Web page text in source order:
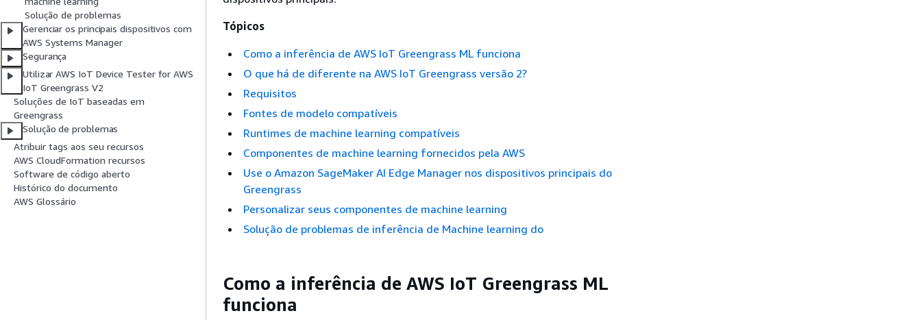
Solução de problemas
Gerenciar os principais dispositivos com
AWS Systems Manager
Segurança
Utilizar AWS IoT Device Tester for AWS
IoT Greengrass V2
Soluções de IoT baseadas em
Greengrass
Solução de problemas
Atribuir tags aos seu recursos
AWS CloudFormation recursos
Software de código aberto
Histórico do documento
AWS Glossário
Tópicos
Como a inferência de AWS IoT Greengrass ML funciona
O que há de diferente na AWS IoT Greengrass versão 2?
Requisitos
Fontes de modelo compatíveis
Runtimes de machine learning compatíveis
Componentes de machine learning fornecidos pela AWS
Use o Amazon SageMaker AI Edge Manager nos dispositivos principais do
Greengrass
Personalizar seus componentes de machine learning
Solução de problemas de inferência de Machine learning do
Como a inferência de AWS IoT Greengrass ML
funciona